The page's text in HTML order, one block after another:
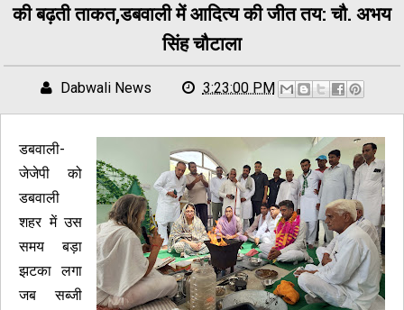
की बढ़ती ताकत,डबवाली में आदित्य की जीत तय: चौ. अभय
सिंह चौटाला
Dabwali News 3:23:00 PM
डबवाली-
जेजेपी को
डबवाली
शहर में उस
समय बड़ा
झटका लगा
जब सब्जी